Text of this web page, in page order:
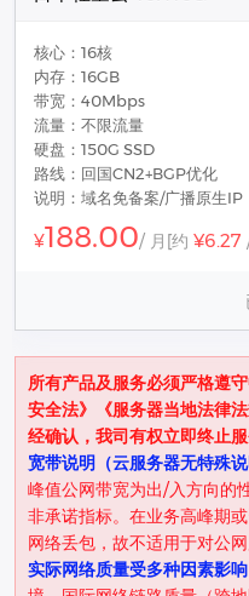
核心：16核
内存：16GB
带宽：40Mbps
流量：不限流量
硬盘：150G SSD
路线：回国CN2+BGP优化
说明：域名免备案/广播原生IP
¥188.00/ 月 [约 ¥6.27
所有产品及服务必须严格遵
安全法》《服务器当地法律
经确认，我司有权立即终止
宽带说明（云服务器无特殊
峰值公网带宽为出/入方向的
非承诺指标。在业务高峰期
网络丢包，故不适用于对公
实际网络质量受多种因素影